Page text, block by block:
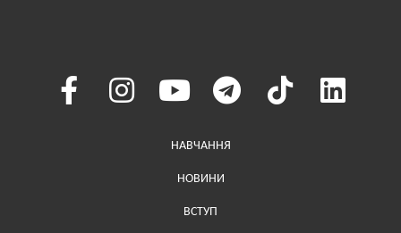
Меню у хедері
НАВЧАННЯ
НОВИНИ
ВСТУП